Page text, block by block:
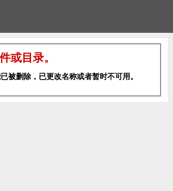
或目录。
被删除，已更改名称或者暂时不可用。